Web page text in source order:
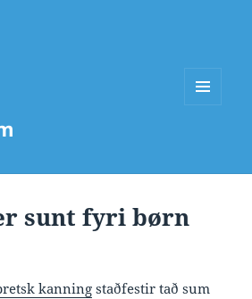
sunt fyri børn
kanning staðfestir tað sum